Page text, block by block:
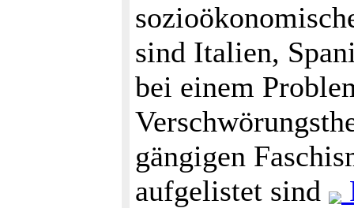
sind Italien,
bei einem
gängigen
aufgelistet sind